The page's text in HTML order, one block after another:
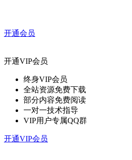
开通会员
开通VIP会员
终身VIP会员
全站资源免费下载
部分内容免费阅读
一对一技术指导
VIP用户专属QQ群
开通VIP会员